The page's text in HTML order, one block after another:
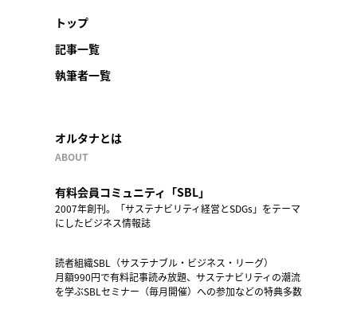
トップ
記事一覧
執筆者一覧
オルタナとは
ABOUT
有料会員コミュニティ「SBL」
2007年創刊。「サステナビリティ経営とSDGs」をテーマ
にしたビジネス情報誌
読者組織SBL（サステナブル・ビジネス・リーグ）
月額990円で有料記事読み放題、サステナビリティの潮流
を学ぶSBLセミナー（毎月開催）への参加などの特典多数